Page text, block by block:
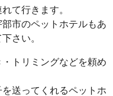
て行きます。
市のペットホテルもあ
さい。
トリミングなどを頼め
送ってくれるペットホ